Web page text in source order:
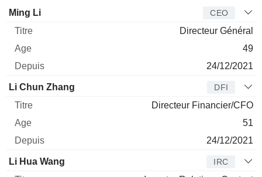
Dirigeant
Ming Li CEO
Directeur Général
49
24/12/2021
Li Chun Zhang DFI
Directeur Financier/CFO
51
24/12/2021
Li Hua Wang IRC